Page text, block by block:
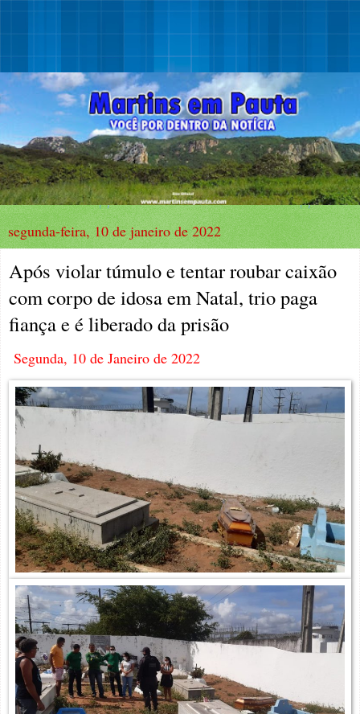
segunda-feira, 10 de janeiro de 2022
Após violar túmulo e tentar roubar caixão
com corpo de idosa em Natal, trio paga
fiança e é liberado da prisão
Segunda, 10 de Janeiro de 2022